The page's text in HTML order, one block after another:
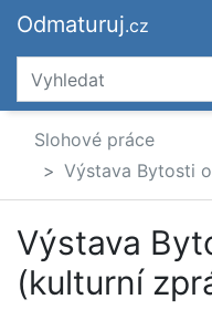
Odmaturuj.cz
Slohové práce
Výstava Bytosti
Výstava
(kulturní